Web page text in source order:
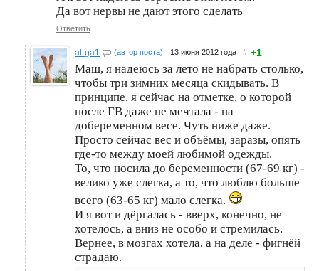
Да вот нервы не дают этого сделать
Ответить
al-ga1 (автор поста) 13 июня 2012 года # +1
Маш, я надеюсь за лето не набрать столько,
чтобы три зимних месяца скидывать. В
принципе, я сейчас на отметке, о которой
после ГВ даже не мечтала - на
добеременном весе. Чуть ниже даже.
Просто сейчас вес и объёмы, заразы, опять
где-то между моей любимой одежды.
То, что носила до беременности (67-69 кг) -
велико уже слегка, а то, что люблю больше
всего (63-65 кг) мало слегка.
И я вот и дёргалась - вверх, конечно, не
хотелось, а вниз не особо и стремилась.
Вернее, в мозгах хотела, а на деле - фигнёй
страдаю.